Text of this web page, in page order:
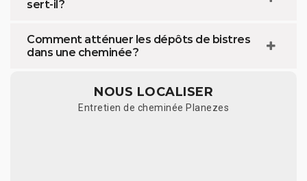
sert-il ?
Comment atténuer les dépôts de bistres
dans une cheminée ?
NOUS LOCALISER
Entretien de cheminée Planezes